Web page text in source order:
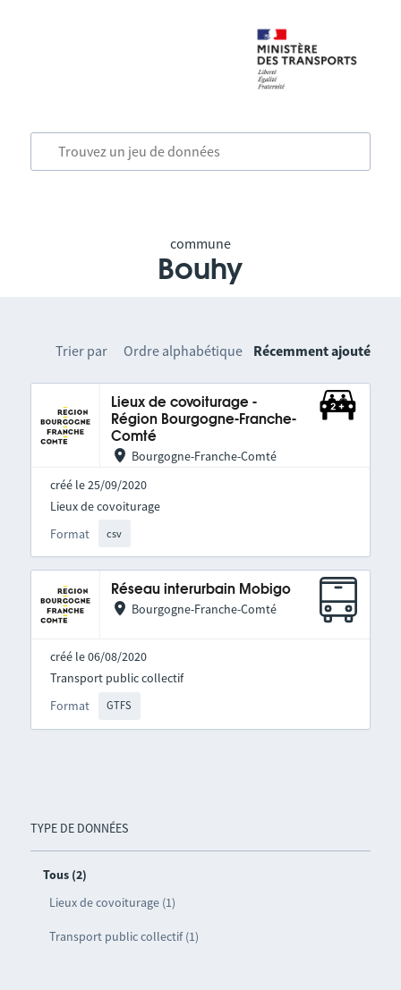
commune
Bouhy
TYPE DE DONNÉES
Tous (2)
Lieux de covoiturage (1)
Transport public collectif (1)
Trier par Ordre alphabétique Récemment ajouté
Lieux de covoiturage -
Région Bourgogne-Franche-
Comté
Bourgogne-Franche-Comté
créé le 25/09/2020
Format csv
Lieux de covoiturage
Réseau interurbain Mobigo
Bourgogne-Franche-Comté
créé le 06/08/2020
Format GTFS
Transport public collectif